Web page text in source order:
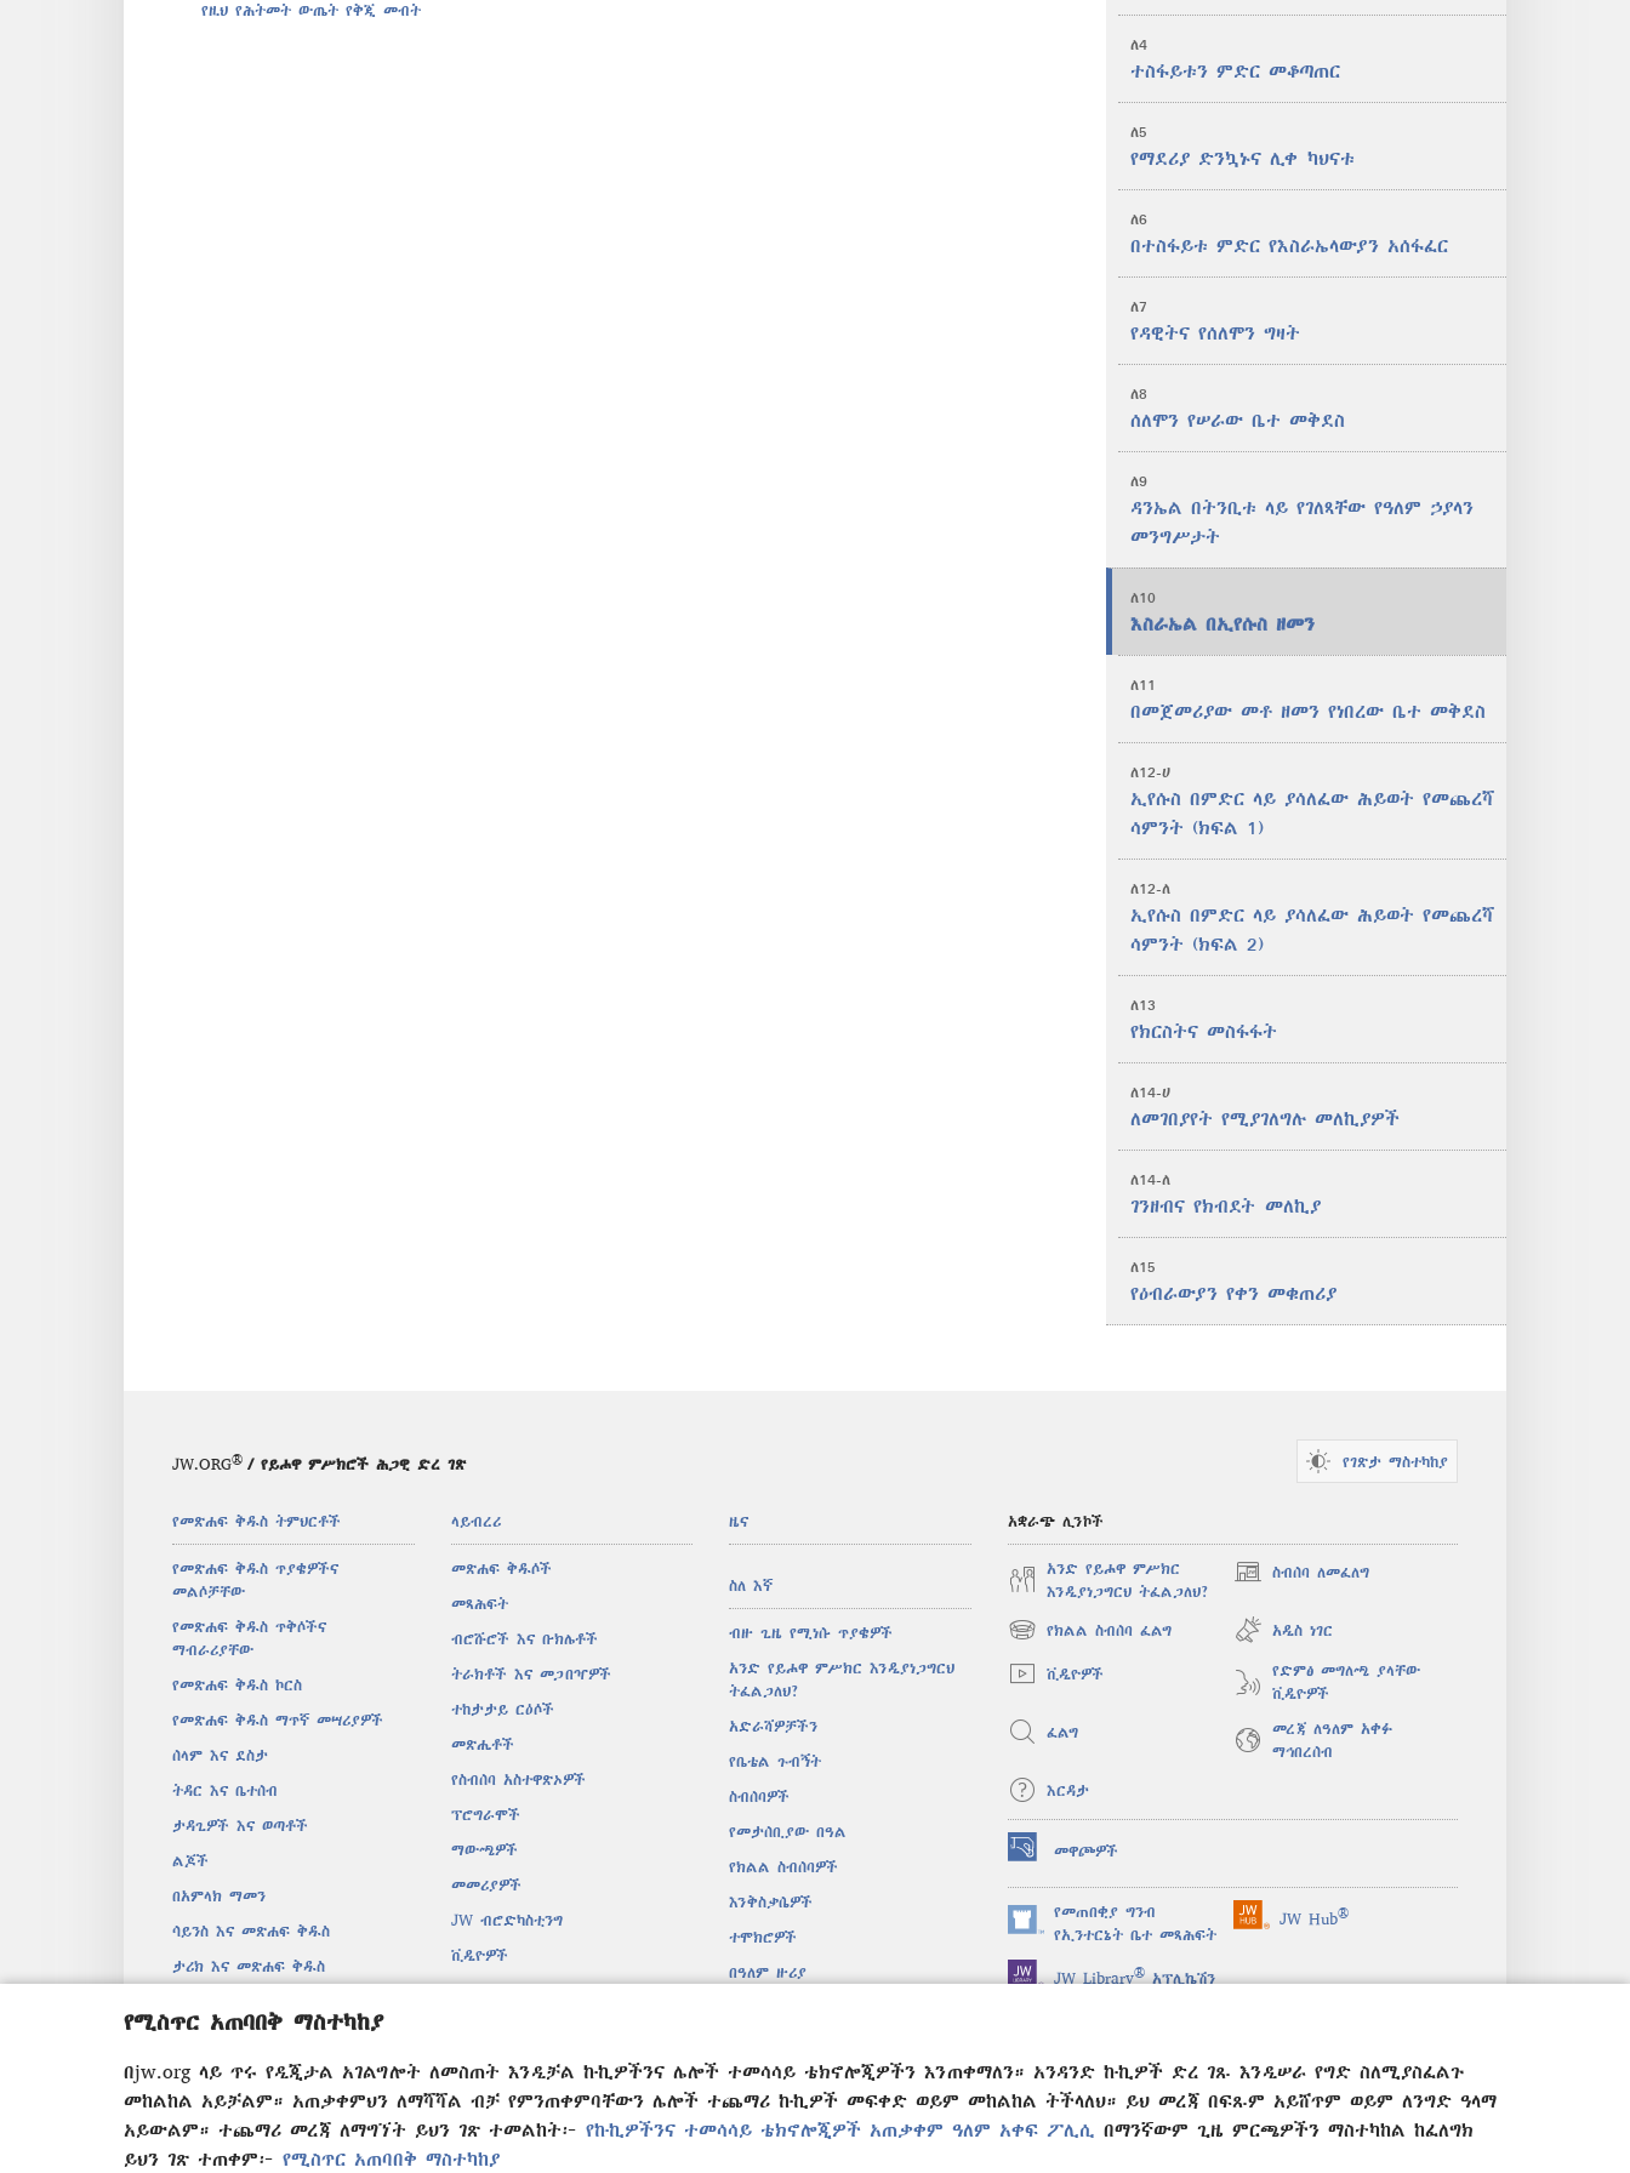
የሚስጥር አጠባበቅ ማስተካከያ
በjw.org ላይ ጥሩ የዲጂታል አገልግሎት ለመስጠት እንዲቻል ኩኪዎችንና ሌሎች ተመሳሳይ ቴክኖሎጂዎችን እንጠቀማለን። አንዳንድ ኩኪዎች ድረ ገጹ እንዲሠራ የግድ ስለሚያስፈልጉ
መከልከል አይቻልም። አጠቃቀምህን ለማሻሻል ብቻ የምንጠቀምባቸውን ሌሎች ተጨማሪ ኩኪዎች መፍቀድ ወይም መከልከል ትችላለህ። ይህ መረጃ በፍጹም አይሸጥም ወይም ለንግድ ዓላማ
አይውልም። ተጨማሪ መረጃ ለማግኘት ይህን ገጽ ተመልከት፦ የኩኪዎችንና ተመሳሳይ ቴክኖሎጂዎች አጠቃቀም ዓለም አቀፍ ፖሊሲ
በማንኛውም ጊዜ ምርጫዎችን ማስተካከል ከፈለግክ
ይህን ገጽ ተጠቀም፦ የሚስጥር አጠባበቅ ማስተካከያ
የዚህ የሕትመት ውጤት የቅጂ መብት
ለ4
ተስፋይቱን ምድር መቆጣጠር
ለ5
የማደሪያ ድንኳኑና ሊቀ ካህናቱ
ለ6
በተስፋይቱ ምድር የእስራኤላውያን አሰፋፈር
ለ7
የዳዊትና የሰለሞን ግዛት
ለ8
ሰለሞን የሠራው ቤተ መቅደስ
ለ9
ዳንኤል በትንቢቱ ላይ የገለጻቸው የዓለም ኃያላን
መንግሥታት
ለ10
እስራኤል በኢየሱስ ዘመን
ለ11
በመጀመሪያው መቶ ዘመን የነበረው ቤተ መቅደስ
ለ12-ሀ
ኢየሱስ በምድር ላይ ያሳለፈው ሕይወት የመጨረሻ
ሳምንት (ክፍል 1)
ለ12-ለ
ኢየሱስ በምድር ላይ ያሳለፈው ሕይወት የመጨረሻ
ሳምንት (ክፍል 2)
ለ13
የክርስትና መስፋፋት
ለ14-ሀ
ለመገበያየት የሚያገለግሉ መለኪያዎች
ለ14-ለ
ገንዘብና የክብደት መለኪያ
ለ15
የዕብራውያን የቀን መቁጠሪያ
JW.ORG® / የይሖዋ ምሥክሮች ሕጋዊ ድረ ገጽ የገጽታ ማስተካከያ
የመጽሐፍ ቅዱስ ትምህርቶች
የመጽሐፍ ቅዱስ ጥያቄዎችና
መልሶቻቸው
የመጽሐፍ ቅዱስ ጥቅሶችና
ማብራሪያቸው
የመጽሐፍ ቅዱስ ኮርስ
የመጽሐፍ ቅዱስ ማጥኛ መሣሪያዎች
ሰላም እና ደስታ
ትዳር እና ቤተሰብ
ታዳጊዎች እና ወጣቶች
ልጆች
በአምላክ ማመን
ሳይንስ እና መጽሐፍ ቅዱስ
ታሪክ እና መጽሐፍ ቅዱስ
ላይብረሪ
መጽሐፍ ቅዱሶች
መጻሕፍት
ብሮሹሮች እና ቡክሌቶች
ትራክቶች እና መጋበዣዎች
ተከታታይ ርዕሶች
መጽሔቶች
የስብሰባ አስተዋጽኦዎች
ፕሮግራሞች
ማውጫዎች
መመሪያዎች
JW ብሮድካስቲንግ
ቪዲዮዎች
ድራማዊ የመጽሐፍ ቅዱስ ንባብ
ዜና
ስለ እኛ
ብዙ ጊዜ የሚነሱ ጥያቄዎች
አንድ የይሖዋ ምሥክር እንዲያነጋግርህ
ትፈልጋለህ?
አድራሻዎቻችን
የቤቴል ጉብኝት
ስብሰባዎች
የመታሰቢያው በዓል
የክልል ስብሰባዎች
እንቅስቃሴዎች
ተሞክሮዎች
በዓለም ዙሪያ
አቋራጭ ሊንኮች
አንድ የይሖዋ ምሥክር
እንዲያነጋግርህ ትፈልጋለህ?
ስብሰባ ለመፈለግ
(አዲስ
ክፈት)
የክልል ስብሰባ ፈልግ
(አዲስ
ዊንዶው
ክፈት)
አዲስ ነገር
ቪዲዮዎች
የድምፅ መግለጫ ያላቸው
ቪዲዮዎች
ፈልግ
መረጃ ለዓለም አቀፉ
ማኅበረሰብ
እርዳታ
መዋጮዎች
(አዲስ
ዊንዶው
ክፈት)
የመጠበቂያ ግንብ
የኢንተርኔት ቤተ መጻሕፍት
(አዲስ
ዊንዶው
ክፈት)
JW Hub®
(አዲስ
JW Library®አፕሊኬሽን